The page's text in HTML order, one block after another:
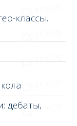
классы,
дебаты,